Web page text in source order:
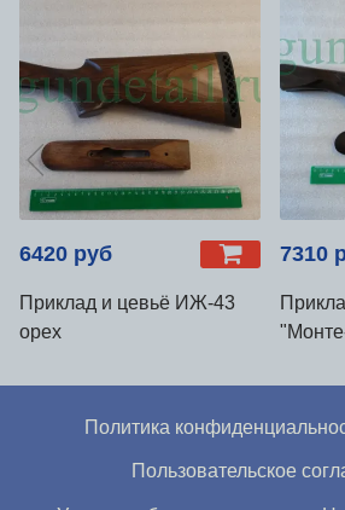
6420 руб
Приклад и цевьё ИЖ-43
орех
7310
Политика
Пользовательское